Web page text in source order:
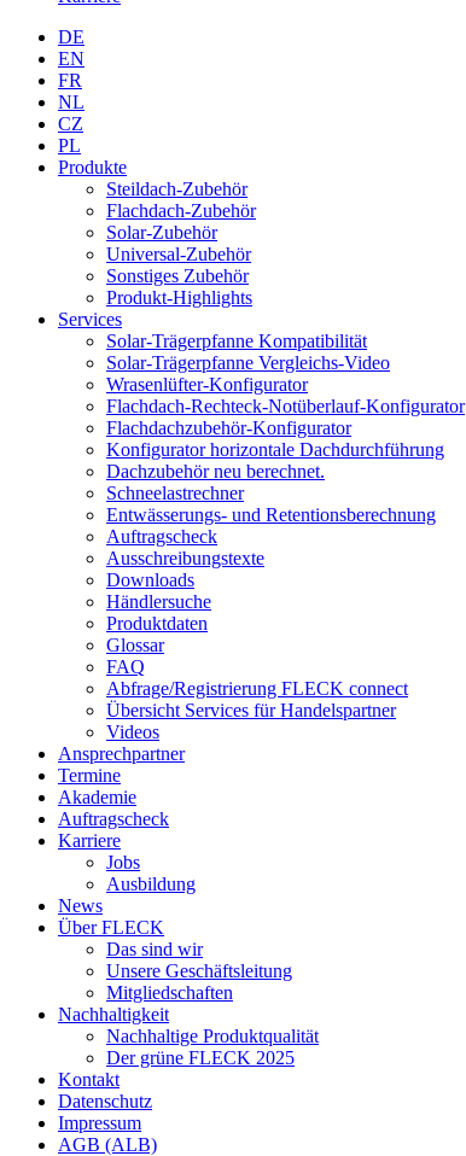
DE
EN
FR
NL
CZ
PL
Produkte
Steildach-Zubehör
Flachdach-Zubehör
Solar-Zubehör
Universal-Zubehör
Sonstiges Zubehör
Produkt-Highlights
Services
Solar-Trägerpfanne Kompatibilität
Solar-Trägerpfanne Vergleichs-Video
Wrasenlüfter-Konfigurator
Flachdach-Rechteck-Notüberlauf-Konfigurator
Flachdachzubehör-Konfigurator
Konfigurator horizontale Dachdurchführung
Dachzubehör neu berechnet.
Schneelastrechner
Entwässerungs- und Retentionsberechnung
Auftragscheck
Ausschreibungstexte
Downloads
Händlersuche
Produktdaten
Glossar
FAQ
Abfrage/Registrierung FLECK connect
Übersicht Services für Handelspartner
Videos
Ansprechpartner
Termine
Akademie
Auftragscheck
Karriere
Jobs
Ausbildung
News
Über FLECK
Das sind wir
Unsere Geschäftsleitung
Mitgliedschaften
Nachhaltigkeit
Nachhaltige Produktqualität
Der grüne FLECK 2025
Kontakt
Datenschutz
Impressum
AGB (ALB)